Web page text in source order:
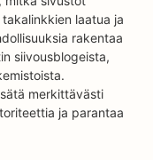
laatua ja
rakentaa
siivousblogeista,
merkittävästi
ja parantaa